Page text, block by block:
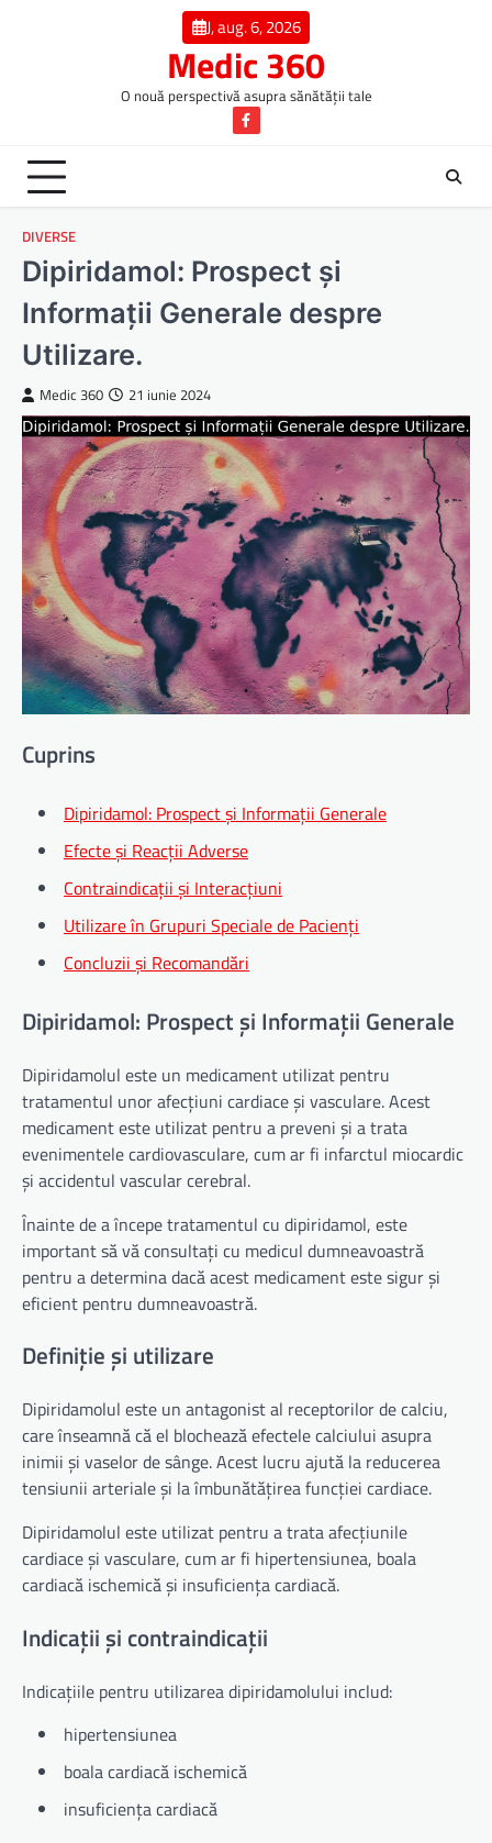
J, aug. 6, 2026
Medic 360
O nouă perspectivă asupra sănătății tale
Facebook
DIVERSE
Dipiridamol: Prospect și
Informații Generale despre
Utilizare.
Medic 360 21 iunie 2024
Cuprins
Dipiridamol: Prospect și Informații Generale
Efecte și Reacții Adverse
Contraindicații și Interacțiuni
Utilizare în Grupuri Speciale de Pacienți
Concluzii și Recomandări
Dipiridamol: Prospect și Informații Generale
Dipiridamolul este un medicament utilizat pentru
tratamentul unor afecțiuni cardiace și vasculare. Acest
medicament este utilizat pentru a preveni și a trata
evenimentele cardiovasculare, cum ar fi infarctul miocardic
și accidentul vascular cerebral.
Înainte de a începe tratamentul cu dipiridamol, este
important să vă consultați cu medicul dumneavoastră
pentru a determina dacă acest medicament este sigur și
eficient pentru dumneavoastră.
Definiție și utilizare
Dipiridamolul este un antagonist al receptorilor de calciu,
care înseamnă că el blochează efectele calciului asupra
inimii și vaselor de sânge. Acest lucru ajută la reducerea
tensiunii arteriale și la îmbunătățirea funcției cardiace.
Dipiridamolul este utilizat pentru a trata afecțiunile
cardiace și vasculare, cum ar fi hipertensiunea, boala
cardiacă ischemică și insuficiența cardiacă.
Indicații și contraindicații
Indicațiile pentru utilizarea dipiridamolului includ:
hipertensiunea
boala cardiacă ischemică
insuficiența cardiacă